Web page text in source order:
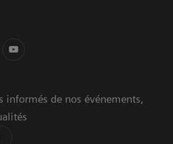
informés de nos événements,